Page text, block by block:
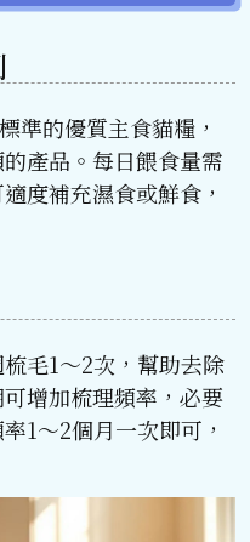
準的優質主食貓糧，
產品。每日餵食量需
度補充濕食或鮮食，
毛1～2次，幫助去除
增加梳理頻率，必要
1～2個月一次即可，